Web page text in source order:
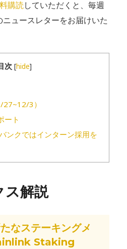
購読していただくと、毎週
ュースレターをお届けいた
次 [hide]
3）
ート
ンクではインターン採用を
ス解説
なステーキングメ
Staking